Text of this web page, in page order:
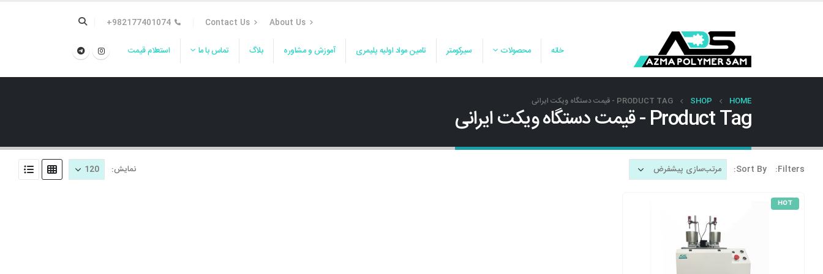
About Us
Contact Us
982177401074+
خانه محصولات سیرکومتر تامین مواد اولیه پلیمری آموزش و مشاوره بلاگ تماس با ما استعلام قیمت
HOME
SHOP
PRODUCT TAG - قیمت دستگاه ویکت ایرانی
Product Tag - قیمت دستگاه ویکت ایرانی
Filters:
Sort By: نمایش:
HOT